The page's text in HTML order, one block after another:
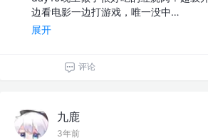
边看电影一边打游戏，唯一没中…
展开
评论
九鹿
3年前